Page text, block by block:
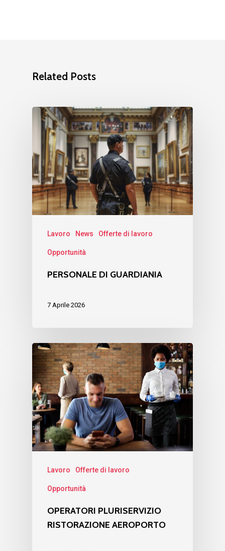
Related Posts
Lavoro News Offerte di lavoro
Opportunità
PERSONALE DI GUARDIANIA
7 Aprile 2026
Lavoro Offerte di lavoro
Opportunità
OPERATORI PLURISERVIZIO
RISTORAZIONE AEROPORTO